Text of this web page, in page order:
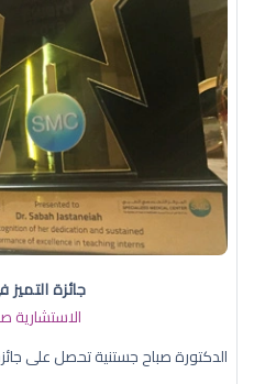
جائزة
الاستشارية
الدكتورة صباح جستنية تحصل على جائزة